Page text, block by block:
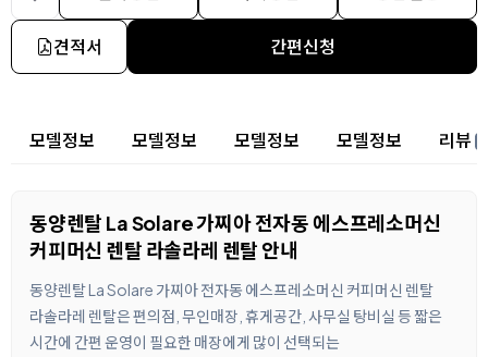
견적서 간편신청
상세 정보
모델정보 모델정보 모델정보 모델정보 리뷰
동양렌탈 La Solare 가찌아 전자동 에스프레소머신
커피머신 렌탈 라솔라레 렌탈 안내
동양렌탈 La Solare 가찌아 전자동 에스프레소머신 커피머신 렌탈
라솔라레 렌탈은 편의점, 무인매장, 휴게공간, 사무실 탕비실 등 짧은
시간에 간편 운영이 필요한 매장에게 많이 선택되는